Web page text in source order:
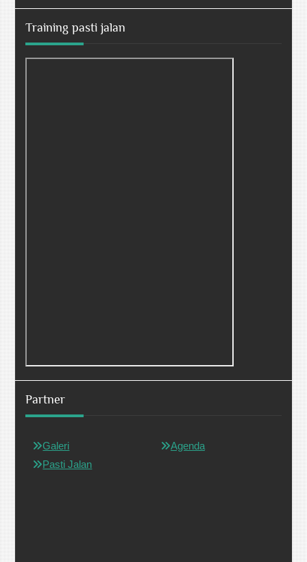
Training pasti jalan
Partner
Galeri
Pasti Jalan
Agenda